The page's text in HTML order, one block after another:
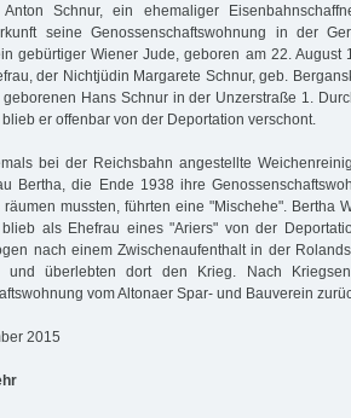
Schnur, ein ehemaliger
seine Genossenschaftswohnung in der
gebürtiger Wiener Jude, geboren am 22. August
der Nichtjüdin Margarete Schnur, geb.
Hans Schnur in der Unzerstraße 1.
er offenbar von der Deportation verschont.
bei der Reichsbahn angestellte
Bertha, die Ende 1938 ihre
mussten, führten eine "Mischehe". Bertha
als Ehefrau eines "Ariers" von der
nach einem Zwischenaufenthalt in der
und überlebten dort den Krieg. Nach
vom Altonaer Spar- und Bauverein
2015